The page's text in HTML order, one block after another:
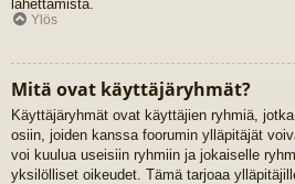
lähettämistä.
Ylös
Mitä ovat käyttäjäryhmät?
Käyttäjäryhmät ovat käyttäjien ryhmiä,
osiin, joiden kanssa foorumin ylläpitäjät
voi kuulua useisiin ryhmiin ja jokaiselle
yksilölliset oikeudet. Tämä tarjoaa